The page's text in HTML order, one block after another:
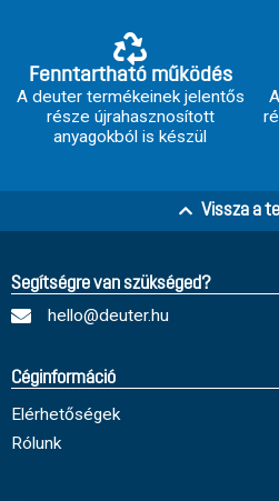
Fenntartható működés
A deuter termékeinek jelentős
része újrahasznosított
anyagokból is készül
Vissza a
Segítségre van szükséged?
hello@deuter.hu
Céginformáció
Elérhetőségek
Rólunk